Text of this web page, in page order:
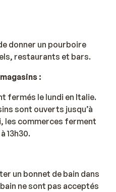
donner un pourboire
restaurants et bars.
:
fermés le lundi en Italie.
sont ouverts jusqu’à
les commerces ferment
13h30.
un bonnet de bain dans
ne sont pas acceptés